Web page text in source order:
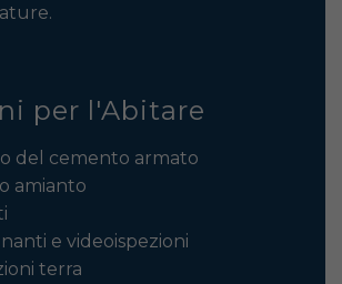
per l'Abitare
del cemento armato
amianto
e videoispezioni
terra